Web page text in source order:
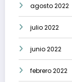
agosto 2022
julio 2022
junio 2022
febrero 2022